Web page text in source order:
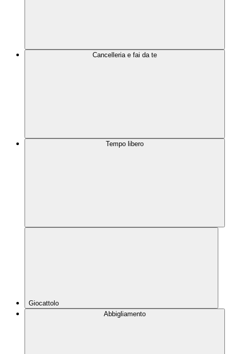
Cancelleria e fai da te
Tempo libero
Giocattolo
Abbigliamento